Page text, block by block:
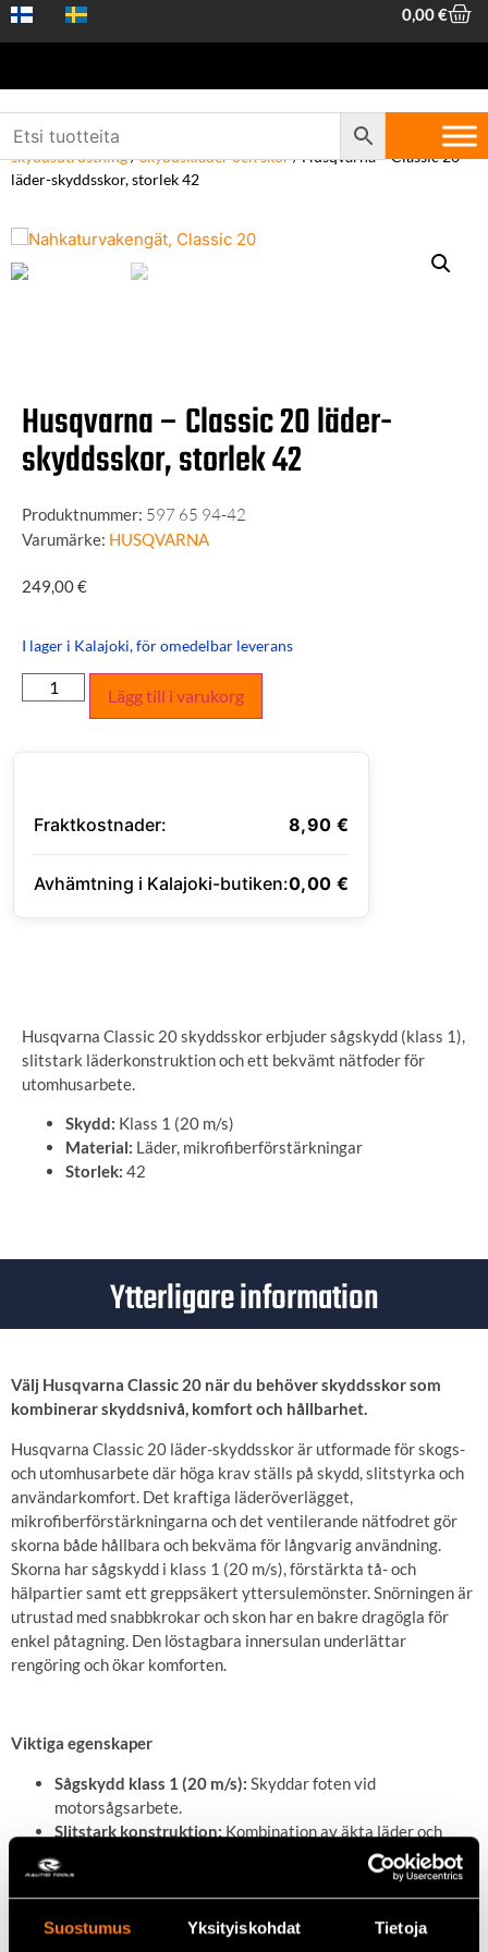
Suostumus Yksityiskohdat Tietoja
0,00€
Hem /Arbetskläder och skyddsutrustning
Skogskläder och
skyddsutrustning/Skyddskläder och skor/ Husqvarna – Classic 20
läder-skyddsskor, storlek 42
Husqvarna – Classic 20 läder-
skyddsskor, storlek 42
Produktnummer: 597 65 94-42
Varumärke: HUSQVARNA
249,00€
I lager i Kalajoki, för omedelbar leverans
Lägg till i varukorg
Fraktkostnader: 8,90 €
Avhämtning i Kalajoki-butiken:0,00 €
Husqvarna Classic 20 skyddsskor erbjuder sågskydd (klass 1),
slitstark läderkonstruktion och ett bekvämt nätfoder för
utomhusarbete.
Skydd: Klass 1 (20 m/s)
Material: Läder, mikrofiberförstärkningar
Storlek: 42
Ytterligare information
Välj Husqvarna Classic 20 när du behöver skyddsskor som
kombinerar skyddsnivå, komfort och hållbarhet.
Husqvarna Classic 20 läder-skyddsskor är utformade för skogs-
och utomhusarbete där höga krav ställs på skydd, slitstyrka och
användarkomfort. Det kraftiga läderöverlägget,
mikrofiberförstärkningarna och det ventilerande nätfodret gör
skorna både hållbara och bekväma för långvarig användning.
Skorna har sågskydd i klass 1 (20 m/s), förstärkta tå- och
hälpartier samt ett greppsäkert yttersulemönster. Snörningen är
utrustad med snabbkrokar och skon har en bakre dragögla för
enkel påtagning. Den löstagbara innersulan underlättar
rengöring och ökar komforten.
Viktiga egenskaper
Sågskydd klass 1 (20 m/s): Skyddar foten vid
motorsågsarbete.
Slitstark konstruktion: Kombination av äkta läder och
mikrofiberförstärkningar.
Komfort:
Ventilerande polyesternätfoder och löstagbar
innersula.
Förstärkningar:
Extra skydd och stöd i tå- och